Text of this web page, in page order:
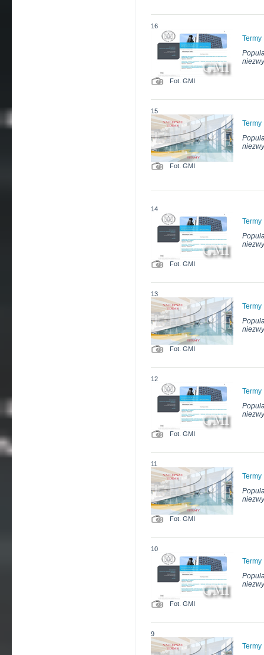
16
Termy
Fot. GMI
15
Termy
Fot. GMI
14
Termy
Fot. GMI
13
Termy
Fot. GMI
12
Termy
Fot. GMI
11
Termy
Fot. GMI
10
Termy
Fot. GMI
9
Termy